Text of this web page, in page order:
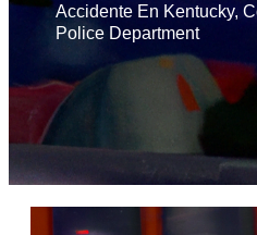
Accidente En Kentucky,
Police Department